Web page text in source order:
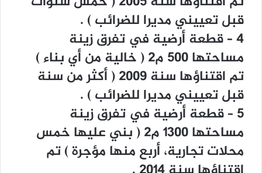
ﻗﺒﻞ ﺗﻌﻴﻴﻨﻲ ﻣﺪﻳﺮﺍ ﻟﻠﻀﺮﺍﺋﺐ ‏) .
٤ – ﻗﻄﻌﺔ ﺃﺭﺿﻴﺔ ﻓﻲ ﺗﻔﺮﻕ ﺯﻳﻨﺔ
ﻣﺴﺎﺣﺘﻬﺎ ٥٠٠ ﻡ٢ ‏( ﺧﺎﻟﻴﺔ ﻣﻦ ﺃﻱ ﺑﻨﺎﺀ ‏)
ﺗﻢ ﺍﻗﺘﻨﺎﺅﻫﺎ ﺳﻨﺔ ٢٠٠٩ ‏( ﺃﻛﺜﺮ ﻣﻦ ﺳﻨﺔ
ﻗﺒﻞ ﺗﻌﻴﻴﻨﻲ ﻣﺪﻳﺮﺍ ﻟﻠﻀﺮﺍﺋﺐ ‏) .
٥ – ﻗﻄﻌﺔ ﺃﺭﺿﻴﺔ ﻓﻲ ﺗﻔﺮﻕ ﺯﻳﻨﺔ
ﻣﺴﺎﺣﺘﻬﺎ ١٣٠٠ ﻡ٢ ‏( ﺑﻨﻲ ﻋﻠﻴﻬﺎ ﺧﻤﺲ
ﻣﺤﻼﺕ ﺗﺠﺎﺭﻳﺔ، ﺃﺭﺑﻊ ﻣﻨﻬﺎ ﻣﺆﺟﺮﺓ ‏) ﺗﻢ